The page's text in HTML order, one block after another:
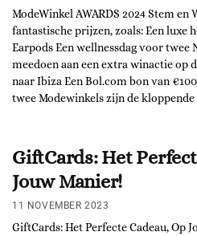
ModeWinkel AWARDS 2024 Stem en
fantastische prijzen, zoals: Een luxe
Earpods Een wellnessdag voor twee
meedoen aan een extra winactie op
naar Ibiza Een Bol.com bon van
twee Modewinkels zijn de
GiftCards: Het
Jouw Manier!
11 NOVEMBER 2023
GiftCards: Het Perfecte Cadeau, Op